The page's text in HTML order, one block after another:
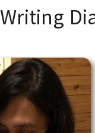
Writing